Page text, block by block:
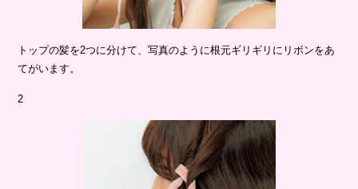
トップの髪を2つに分けて、写真のように根元ギリギリにリボンをあ
てがいます。
2